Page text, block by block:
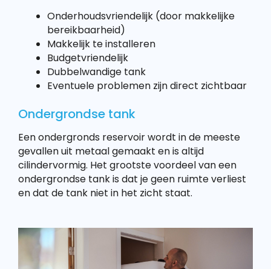
Onderhoudsvriendelijk (door makkelijke
bereikbaarheid)
Makkelijk te installeren
Budgetvriendelijk
Dubbelwandige tank
Eventuele problemen zijn direct zichtbaar
Ondergrondse tank
Een ondergronds reservoir wordt in de meeste
gevallen uit metaal gemaakt en is altijd
cilindervormig. Het grootste voordeel van een
ondergrondse tank is dat je geen ruimte verliest
en dat de tank niet in het zicht staat.